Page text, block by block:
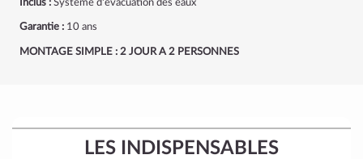
Inclus : Système d'évacuation des eaux
Garantie : 10 ans
MONTAGE SIMPLE : 2 JOUR A 2 PERSONNES
LES INDISPENSABLES